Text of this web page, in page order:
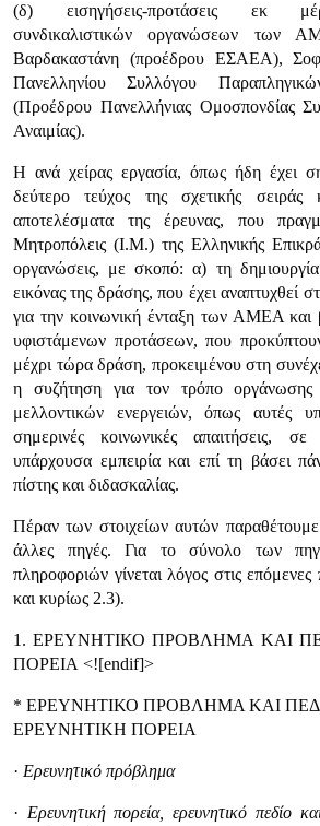
(δ) εισηγήσεις-προτάσεις εκ
συνδικαλιστικών οργανώσεων των
Βαρδακαστάνη (προέδρου ΕΣΑΕΑ),
Πανελληνίου Συλλόγου
(Προέδρου Πανελλήνιας Ομοσπονδίας
Αναιμίας).
Η ανά χείρας εργασία, όπως ήδη έχει
δεύτερο τεύχος της σχετικής σειράς
αποτελέσματα της έρευνας, που
Μητροπόλεις (Ι.Μ.) της Ελληνικής
οργανώσεις, με σκοπό: α) τη
εικόνας της δράσης, που έχει αναπτυχθεί
για την κοινωνική ένταξη των ΑΜΕΑ και
υφιστάμενων προτάσεων, που
μέχρι τώρα δράση, προκειμένου στη
η συζήτηση για τον τρόπο
μελλοντικών ενεργειών, όπως αυτές
σημερινές κοινωνικές απαιτήσεις,
υπάρχουσα εμπειρία και επί τη βάσει
πίστης και διδασκαλίας.
Πέραν των στοιχείων αυτών
άλλες πηγές. Για το σύνολο των
πληροφοριών γίνεται λόγος στις
και κυρίως 2.3).
1. ΕΡΕΥΝΗΤΙΚΟ ΠΡΟΒΛΗΜΑ ΚΑΙ
ΠΟΡΕΙΑ <![endif]>
* ΕΡΕΥΝΗΤΙΚΟ ΠΡΟΒΛΗΜΑ ΚΑΙ
ΕΡΕΥΝΗΤΙΚΗ ΠΟΡΕΙΑ
· Ερευνητικό πρόβλημα
· Ερευνητική πορεία, ερευνητικό πεδίο